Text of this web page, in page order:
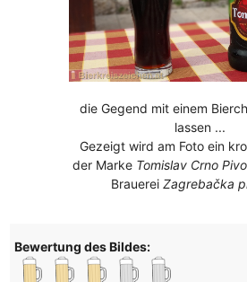
die Gegend mit einem
lassen ...
Gezeigt wird am Foto ein
der Marke Tomislav Crno
BrauereiZagrebačka
Bewertung des Bildes: